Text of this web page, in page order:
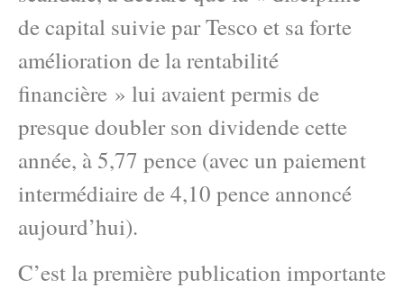
de capital suivie par Tesco et sa forte
amélioration de la rentabilité
financière » lui avaient permis de
presque doubler son dividende cette
année, à 5,77 pence (avec un paiement
intermédiaire de 4,10 pence annoncé
aujourd’hui).
C’est la première publication importante